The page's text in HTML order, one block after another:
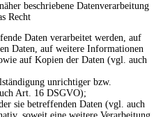
beschriebene Datenverarbeitung
Recht
Daten verarbeitet werden, auf
Daten, auf weitere Informationen
auf Kopien der Daten (vgl. auch
unrichtiger bzw.
Art. 16 DSGVO);
sie betreffenden Daten (vgl. auch
soweit eine weitere Verarbeitung